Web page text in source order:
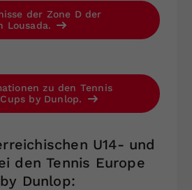
der Zone D der
Lousada.
zu den Tennis
by Dunlop.
U14- und
den Tennis Europe
Dunlop: